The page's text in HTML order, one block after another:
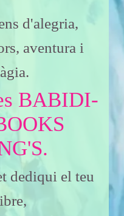
d'alegria,
aventura i
BABIDI-
dediqui el teu